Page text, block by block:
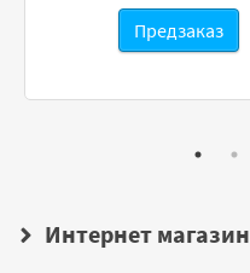
Предзаказ
Интернет магазин